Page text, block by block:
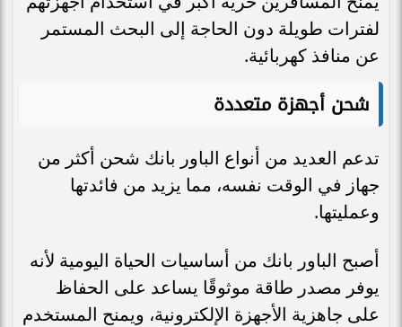
لفترات طويلة دون الحاجة إلى البحث المستمر
عن منافذ كهربائية.
شحن أجهزة متعددة
تدعم العديد من أنواع الباور بانك شحن أكثر من
جهاز في الوقت نفسه، مما يزيد من فائدتها
وعمليتها.
أصبح الباور بانك من أساسيات الحياة اليومية لأنه
يوفر مصدر طاقة موثوقًا يساعد على الحفاظ
على جاهزية الأجهزة الإلكترونية، ويمنح المستخدم